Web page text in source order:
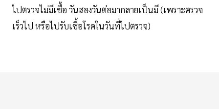
ไปตรวจไม่มีเชื้อ วันสองวันต่อมากลายเป็นมี​ (เพราะตรวจ
เร็วไป หรือไปรับเชื้อโรคในวันที่ไปตรวจ)